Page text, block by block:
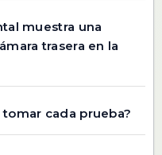
muestra una
trasera en la
cada prueba?